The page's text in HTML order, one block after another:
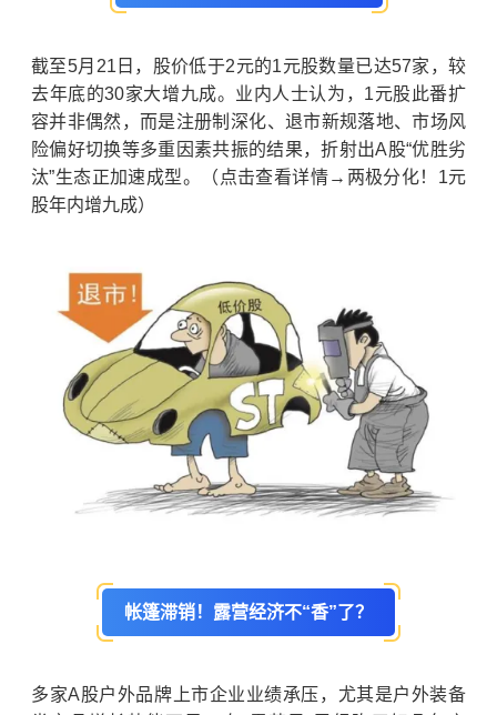
截至5月21日，股价低于2元的1元股数量已达57家，较
去年底的30家大增九成。业内人士认为，1元股此番扩
容并非偶然，而是注册制 深化、退市新规落地、市场风
险偏好切换等多重因素共振的结果，折射出A股“优胜劣
汰”生态正加速成型。（点击查看详情→两极分化！1元
股年内增九成）
帐篷滞销！露营经济不“香”了？
多家A股户外品牌上市企业业绩承压，尤其是户外装备